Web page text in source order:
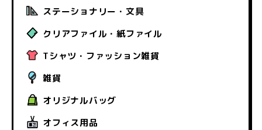
ステーショナリー・文具
クリアファイル・紙ファイル
Tシャツ・ファッション雑貨
雑貨
オリジナルバッグ
オフィス用品